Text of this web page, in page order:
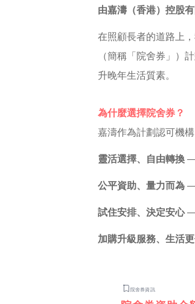
由嘉濤（香港）控股
在照顧長者的道路上
（簡稱「院舍券」）
升晚年生活質素。
為什麼選擇院舍券？
嘉濤作為計劃認可機
靈活選擇、自由轉換 —
公平資助、量力而為 —
試住安排、決定安心—
加購升級服務、生活
院舍券資訊